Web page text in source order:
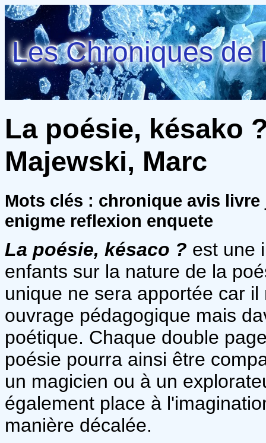
Les Chroniques de
La poésie, késako
Majewski, Marc
Mots clés : chronique avis
enigme reflexion enquete
La poésie, késaco ? est une
enfants sur la nature de la
unique ne sera apportée car
ouvrage pédagogique mais
poétique. Chaque double
poésie pourra ainsi être
un magicien ou à un
également place à
manière décalée.